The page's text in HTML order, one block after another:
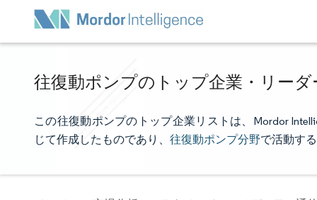
往復動ポンプのトップ企業・リー
この往復動ポンプのトップ企業リストは、Mordor
じて作成したものであり、 往復動ポンプ分野で活動す